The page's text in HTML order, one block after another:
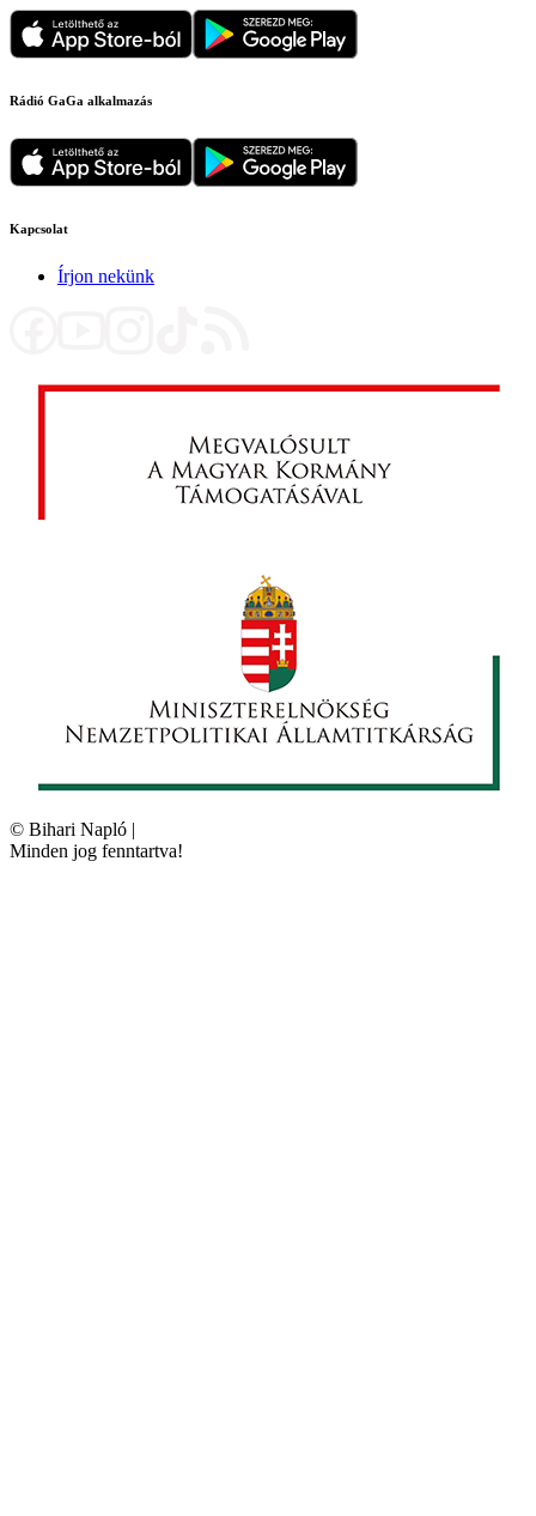
Rádió GaGa alkalmazás
Kapcsolat
Írjon nekünk
© Bihari Napló |
Minden jog fenntartva!